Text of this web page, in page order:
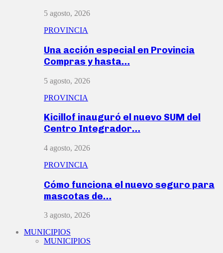
5 agosto, 2026
PROVINCIA
Una acción especial en Provincia
Compras y hasta…
5 agosto, 2026
PROVINCIA
Kicillof inauguró el nuevo SUM del
Centro Integrador…
4 agosto, 2026
PROVINCIA
Cómo funciona el nuevo seguro para
mascotas de…
3 agosto, 2026
MUNICIPIOS
MUNICIPIOS